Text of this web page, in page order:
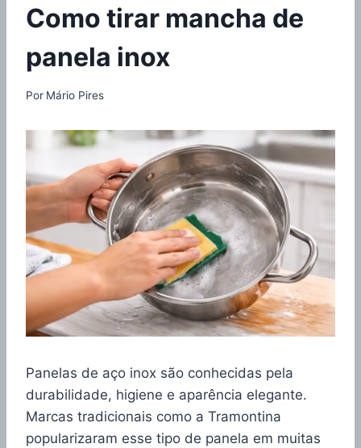
Como tirar mancha de
panela inox
Por Mário Pires
Panelas de aço inox são conhecidas pela
durabilidade, higiene e aparência elegante.
Marcas tradicionais como a Tramontina
popularizaram esse tipo de panela em muitas